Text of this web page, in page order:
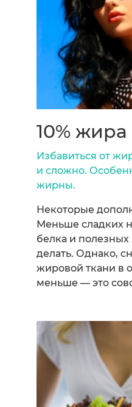
10%
Избавиться от
и сложно.
жирны.
Некоторые
Меньше сладких
белка и
делать. Однако,
жировой ткани в
меньше — это